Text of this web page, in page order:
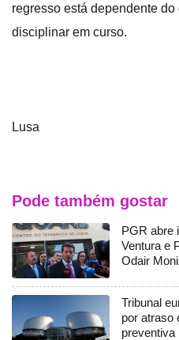
regresso está dependente
disciplinar em curso.
Lusa
Pode também gostar
PGR abre
Ventura e
Odair
Tribunal
por atraso
preventiva